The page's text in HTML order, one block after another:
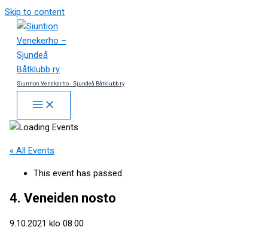
Skip to content
Siuntion Venekerho - Sjundeå Båtklubb ry
« All Events
This event has passed.
4. Veneiden nosto
9.10.2021 klo 08:00